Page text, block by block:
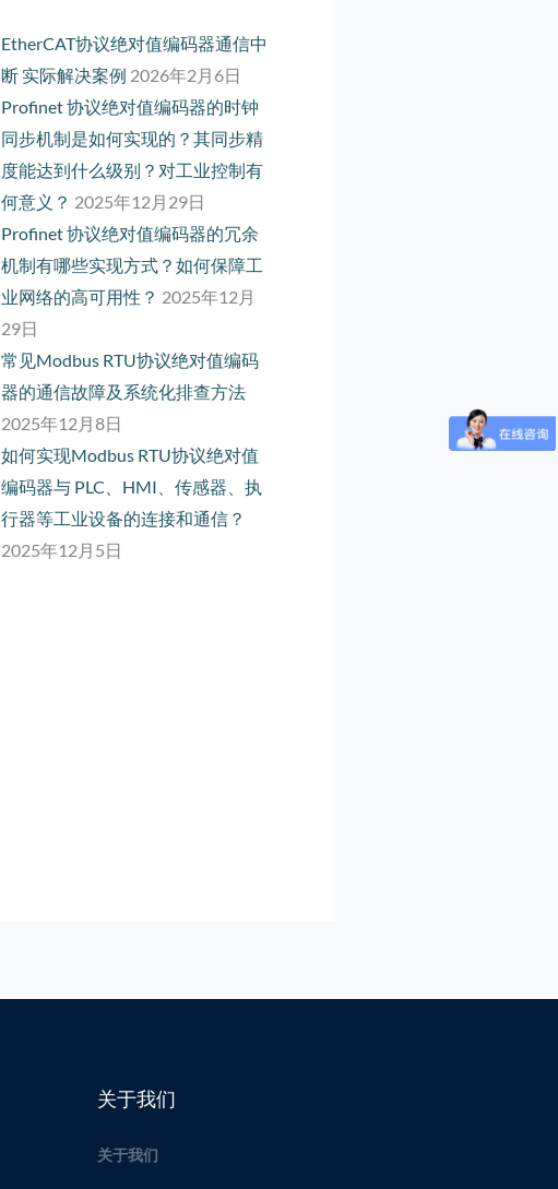
EtherCAT协议绝对值编码器通信中
断 实际解决案例 2026年2月6日
Profinet 协议绝对值编码器的时钟
同步机制是如何实现的？其同步精
度能达到什么级别？对工业控制有
何意义？ 2025年12月29日
Profinet 协议绝对值编码器的冗余
机制有哪些实现方式？如何保障工
业网络的高可用性？ 2025年12月
29日
常见Modbus RTU协议绝对值编码
器的通信故障及系统化排查方法
2025年12月8日
如何实现Modbus RTU协议绝对值
编码器与 PLC、HMI、传感器、执
行器等工业设备的连接和通信？
2025年12月5日
关于我们
关于我们